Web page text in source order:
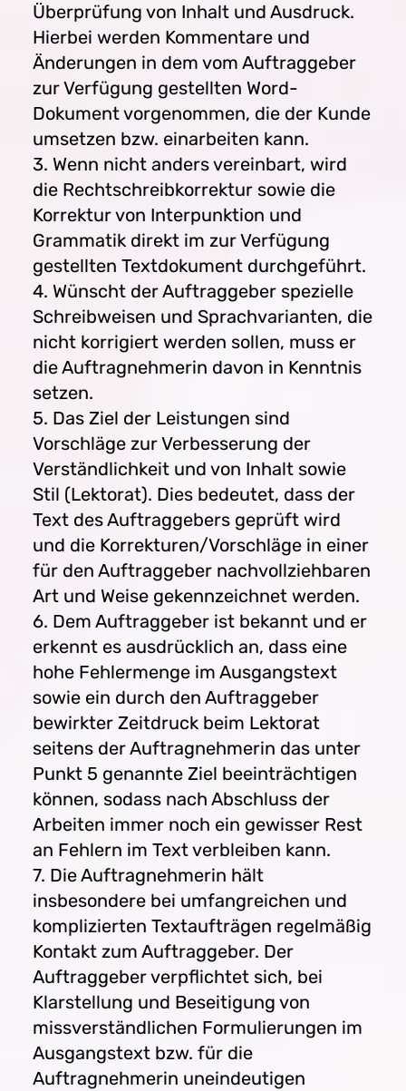
Überprüfung von Inhalt und Ausdruck.
Hierbei werden Kommentare und
Änderungen in dem vom Auftraggeber
zur Verfügung gestellten Word-
Dokument vorgenommen, die der Kunde
umsetzen bzw. einarbeiten kann.
3. Wenn nicht anders vereinbart, wird
die Rechtschreibkorrektur sowie die
Korrektur von Interpunktion und
Grammatik direkt im zur Verfügung
gestellten Textdokument durchgeführt.
4. Wünscht der Auftraggeber spezielle
Schreibweisen und Sprachvarianten, die
nicht korrigiert werden sollen, muss er
die Auftragnehmerin davon in Kenntnis
setzen.
5. Das Ziel der Leistungen sind
Vorschläge zur Verbesserung der
Verständlichkeit und von Inhalt sowie
Stil (Lektorat). Dies bedeutet, dass der
Text des Auftraggebers geprüft wird
und die Korrekturen/Vorschläge in einer
für den Auftraggeber nachvollziehbaren
Art und Weise gekennzeichnet werden.
6. Dem Auftraggeber ist bekannt und er
erkennt es ausdrücklich an, dass eine
hohe Fehlermenge im Ausgangstext
sowie ein durch den Auftraggeber
bewirkter Zeitdruck beim Lektorat
seitens der Auftragnehmerin das unter
Punkt 5 genannte Ziel beeinträchtigen
können, sodass nach Abschluss der
Arbeiten immer noch ein gewisser Rest
an Fehlern im Text verbleiben kann.
7. Die Auftragnehmerin hält
insbesondere bei umfangreichen und
komplizierten Textaufträgen regelmäßig
Kontakt zum Auftraggeber. Der
Auftraggeber verpflichtet sich, bei
Klarstellung und Beseitigung von
missverständlichen Formulierungen im
Ausgangstext bzw. für die
Auftragnehmerin uneindeutigen